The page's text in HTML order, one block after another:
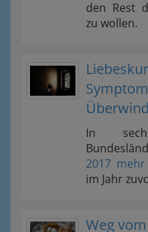
den Rest
zu wollen.
In
2017
im Jahr
Weg